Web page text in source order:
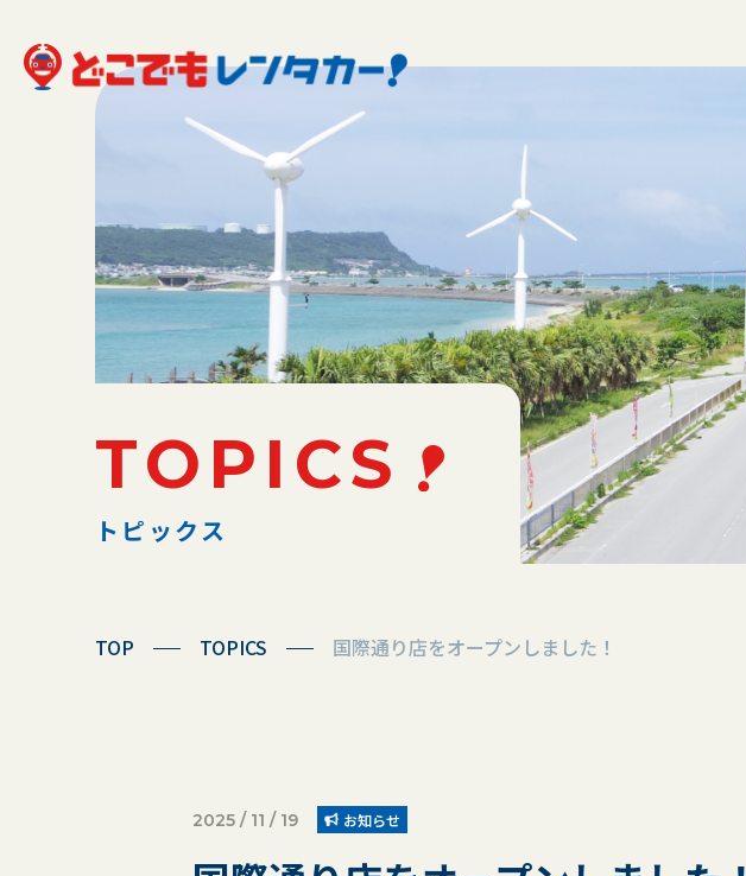
TOPICS
トピックス
TOP TOPICS 国際通り店をオープンしました！
2025 / 11 / 19 お知らせ